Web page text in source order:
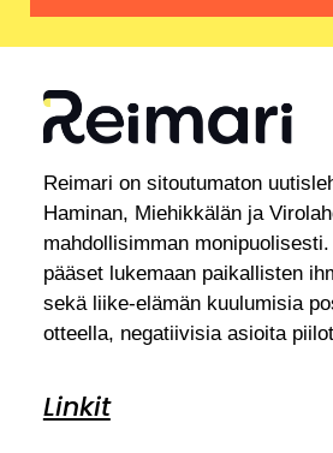
Reimari on sitoutumaton
Haminan, Miehikkälän ja
mahdollisimman
pääset lukemaan paikallisten
sekä liike-elämän kuulumisia
otteella, negatiivisia asioita
Linkit